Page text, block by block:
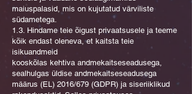
maiuspalasid, mis on kujutatud värviliste
südametega.
1.3. Hindame teie õigust privaatsusele ja teeme
kõik endast oleneva, et kaitsta teie
isikuandmeid
kooskõlas kehtiva andmekaitseseadusega,
sealhulgas üldise andmekaitseseadusega
määrus (EL) 2016/679 (GDPR) ja siseriiklikud